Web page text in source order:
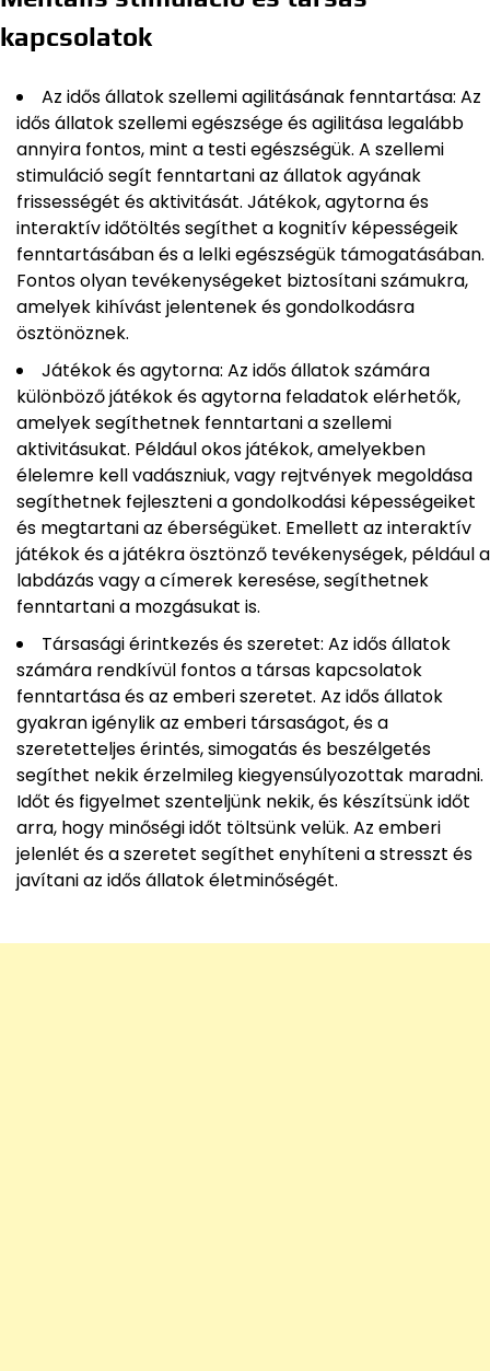
kapcsolatok
Az idős állatok szellemi agilitásának fenntartása: Az
idős állatok szellemi egészsége és agilitása legalább
annyira fontos, mint a testi egészségük. A szellemi
stimuláció segít fenntartani az állatok agyának
frissességét és aktivitását. Játékok, agytorna és
interaktív időtöltés segíthet a kognitív képességeik
fenntartásában és a lelki egészségük támogatásában.
Fontos olyan tevékenységeket biztosítani számukra,
amelyek kihívást jelentenek és gondolkodásra
ösztönöznek.
Játékok és agytorna: Az idős állatok számára
különböző játékok és agytorna feladatok elérhetők,
amelyek segíthetnek fenntartani a szellemi
aktivitásukat. Például okos játékok, amelyekben
élelemre kell vadászniuk, vagy rejtvények megoldása
segíthetnek fejleszteni a gondolkodási képességeiket
és megtartani az éberségüket. Emellett az interaktív
játékok és a játékra ösztönző tevékenységek, például a
labdázás vagy a címerek keresése, segíthetnek
fenntartani a mozgásukat is.
Társasági érintkezés és szeretet: Az idős állatok
számára rendkívül fontos a társas kapcsolatok
fenntartása és az emberi szeretet. Az idős állatok
gyakran igénylik az emberi társaságot, és a
szeretetteljes érintés, simogatás és beszélgetés
segíthet nekik érzelmileg kiegyensúlyozottak maradni.
Időt és figyelmet szenteljünk nekik, és készítsünk időt
arra, hogy minőségi időt töltsünk velük. Az emberi
jelenlét és a szeretet segíthet enyhíteni a stresszt és
javítani az idős állatok életminőségét.